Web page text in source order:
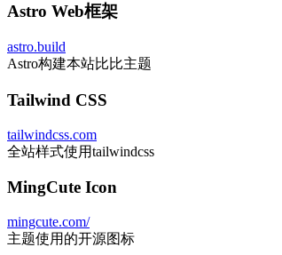
Astro Web框架
astro.build
Astro构建本站比比主题
Tailwind CSS
tailwindcss.com
全站样式使用tailwindcss
MingCute Icon
mingcute.com/
主题使用的开源图标